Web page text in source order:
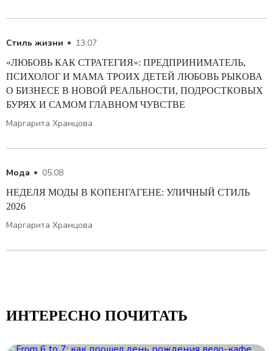
Стиль жизни 13.07
«ЛЮБОВЬ КАК СТРАТЕГИЯ»: ПРЕДПРИНИМАТЕЛЬ,
ПСИХОЛОГ И МАМА ТРОИХ ДЕТЕЙ ЛЮБОВЬ РЫКОВА
О БИЗНЕСЕ В НОВОЙ РЕАЛЬНОСТИ, ПОДРОСТКОВЫХ
БУРЯХ И САМОМ ГЛАВНОМ ЧУВСТВЕ
Маргарита Храмцова
Мода 05.08
НЕДЕЛЯ МОДЫ В КОПЕНГАГЕНЕ: УЛИЧНЫЙ СТИЛЬ
2026
Маргарита Храмцова
ИНТЕРЕСНО ПОЧИТАТЬ